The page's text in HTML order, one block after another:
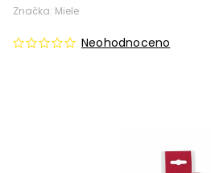
Neohodnoceno
Značka: Miele